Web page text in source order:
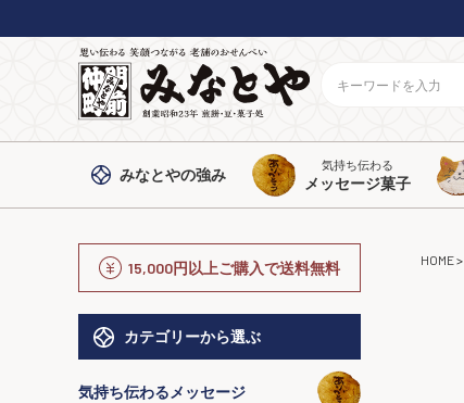
みなとやの強み
気持ち伝わる
メッセージ菓子
15,000円以上ご購入で送料無料
カテゴリーから選ぶ
気持ち伝わるメッセージ
HOME